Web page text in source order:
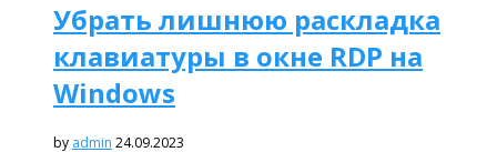
Убрать лишнюю раскладка
клавиатуры в окне RDP на
Windows
by admin 24.09.2023